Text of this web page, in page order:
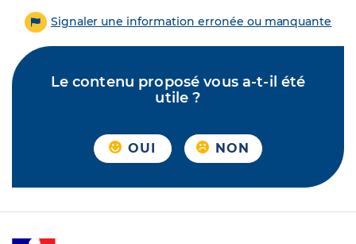
Signaler une information erronée ou manquante
Le contenu proposé vous a-t-il été
utile ?
OUI NON